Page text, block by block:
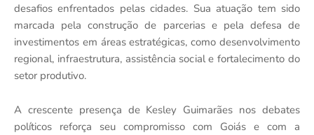
desafios enfrentados pelas cidades. Sua atuação tem sido
marcada pela construção de parcerias e pela defesa de
investimentos em áreas estratégicas, como desenvolvimento
regional, infraestrutura, assistência social e fortalecimento do
setor produtivo.
A crescente presença de Kesley Guimarães nos debates
políticos reforça seu compromisso com Goiás e com a